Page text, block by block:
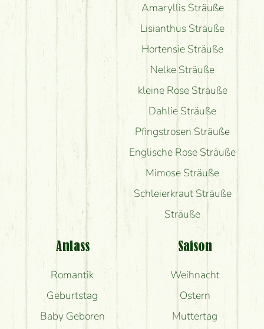
Amaryllis Sträuße
Lisianthus Sträuße
Hortensie Sträuße
Nelke Sträuße
kleine Rose Sträuße
Dahlie Sträuße
Pfingstrosen Sträuße
Englische Rose Sträuße
Mimose Sträuße
Schleierkraut Sträuße
Sträuße
Anlass
Romantik
Geburtstag
Baby Geboren
Saison
Weihnacht
Ostern
Muttertag